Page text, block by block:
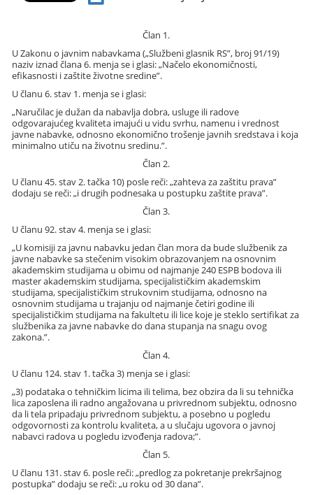
Član 1.
U Zakonu o javnim nabavkama („Službeni glasnik RS”, broj 91/19)
naziv iznad člana 6. menja se i glasi: „Načelo ekonomičnosti,
efikasnosti i zaštite životne sredine”.
U članu 6. stav 1. menja se i glasi:
„Naručilac je dužan da nabavlja dobra, usluge ili radove
odgovarajućeg kvaliteta imajući u vidu svrhu, namenu i vrednost
javne nabavke, odnosno ekonomično trošenje javnih sredstava i koja
minimalno utiču na životnu sredinu.”.
Član 2.
U članu 45. stav 2. tačka 10) posle reči: „zahteva za zaštitu prava”
dodaju se reči: „i drugih podnesaka u postupku zaštite prava”.
Član 3.
U članu 92. stav 4. menja se i glasi:
„U komisiji za javnu nabavku jedan član mora da bude službenik za
javne nabavke sa stečenim visokim obrazovanjem na osnovnim
akademskim studijama u obimu od najmanje 240 ESPB bodova ili
master akademskim studijama, specijalističkim akademskim
studijama, specijalističkim strukovnim studijama, odnosno na
osnovnim studijama u trajanju od najmanje četiri godine ili
specijalističkim studijama na fakultetu ili lice koje je steklo sertifikat za
službenika za javne nabavke do dana stupanja na snagu ovog
zakona.”.
Član 4.
U članu 124. stav 1. tačka 3) menja se i glasi:
„3) podataka o tehničkim licima ili telima, bez obzira da li su tehnička
lica zaposlena ili radno angažovana u privrednom subjektu, odnosno
da li tela pripadaju privrednom subjektu, a posebno u pogledu
odgovornosti za kontrolu kvaliteta, a u slučaju ugovora o javnoj
nabavci radova u pogledu izvođenja radova;”.
Član 5.
U članu 131. stav 6. posle reči: „predlog za pokretanje prekršajnog
postupka” dodaju se reči: „u roku od 30 dana”.